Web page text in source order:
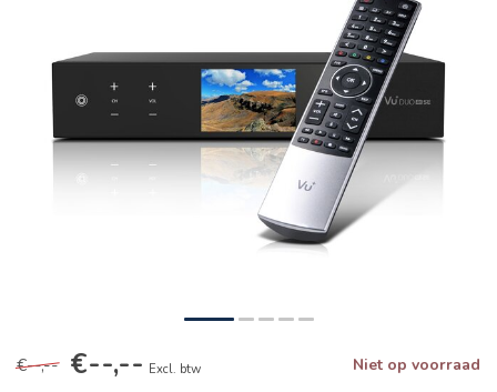
€--,-- €--,-- Excl. btw Niet op voorraad